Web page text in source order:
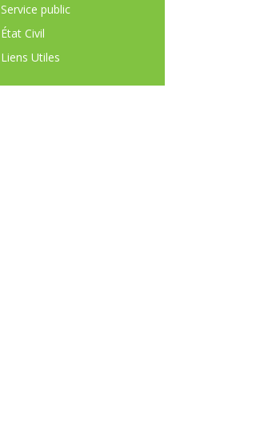
Service public
État Civil
Liens Utiles